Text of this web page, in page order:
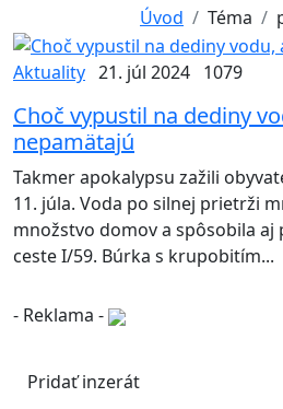
Úvod Téma
Aktuality 21. júl 2024 1079
Choč vypustil na dediny
nepamätajú
Takmer apokalypsu zažili
11. júla. Voda po silnej prietrži
množstvo domov a spôsobila aj
ceste I/59. Búrka s krupobitím...
- Reklama -
Pridať inzerát